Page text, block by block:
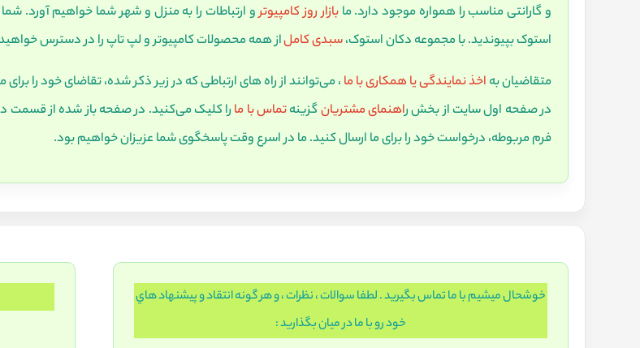
و گارانتی مناسب را همواره موجود دارد. مابازار روز کامپیوترو ارتباطات را به منزل و شهر شما خواهیم آورد.
استوک بپیوندید. با مجموعه دکان استوک،سبدی کاملاز همه محصولات کامپیوتر و لپ تاپ را در دسترس
متقاضیان بهاخذ نمایندگی یا همکاری با ما، می‌توانند از راه های ارتباطی که در زیر ذکر شده، تقاضای خود را
در صفحه اول سایت از بخش راهنمای مشتریانگزینهتماس با مارا کلیک می‌کنید. در صفحه باز شده از قسمت
فرم مربوطه، درخواست خود را برای ما ارسال کنید. ما در اسرع وقت پاسخگوی شما عزیزان خواهیم بود.
خوشحال ميشيم با ما تماس بگيريد . لطفا سوالات ، نظرات ، و هر گونه انتقاد و پيشنهاد هاي
خود رو با ما در ميان بگذاريد :